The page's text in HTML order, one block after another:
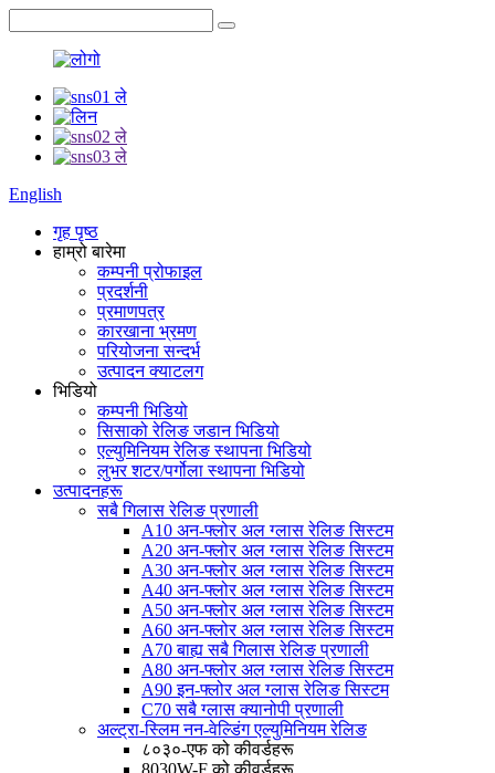
English
गृह पृष्ठ
हाम्रो बारेमा
कम्पनी प्रोफाइल
प्रदर्शनी
प्रमाणपत्र
कारखाना भ्रमण
परियोजना सन्दर्भ
उत्पादन क्याटलग
भिडियो
कम्पनी भिडियो
सिसाको रेलिङ जडान भिडियो
एल्युमिनियम रेलिङ स्थापना भिडियो
लुभर शटर/पर्गोला स्थापना भिडियो
उत्पादनहरू
सबै गिलास रेलिङ प्रणाली
A10 अन-फ्लोर अल ग्लास रेलिङ सिस्टम
A20 अन-फ्लोर अल ग्लास रेलिङ सिस्टम
A30 अन-फ्लोर अल ग्लास रेलिङ सिस्टम
A40 अन-फ्लोर अल ग्लास रेलिङ सिस्टम
A50 अन-फ्लोर अल ग्लास रेलिङ सिस्टम
A60 अन-फ्लोर अल ग्लास रेलिङ सिस्टम
A70 बाह्य सबै गिलास रेलिङ प्रणाली
A80 अन-फ्लोर अल ग्लास रेलिङ सिस्टम
A90 इन-फ्लोर अल ग्लास रेलिङ सिस्टम
C70 सबै ग्लास क्यानोपी प्रणाली
अल्ट्रा-स्लिम नन-वेल्डिंग एल्युमिनियम रेलिङ
८०३०-एफ को कीवर्डहरू
8030W-F को कीवर्डहरू